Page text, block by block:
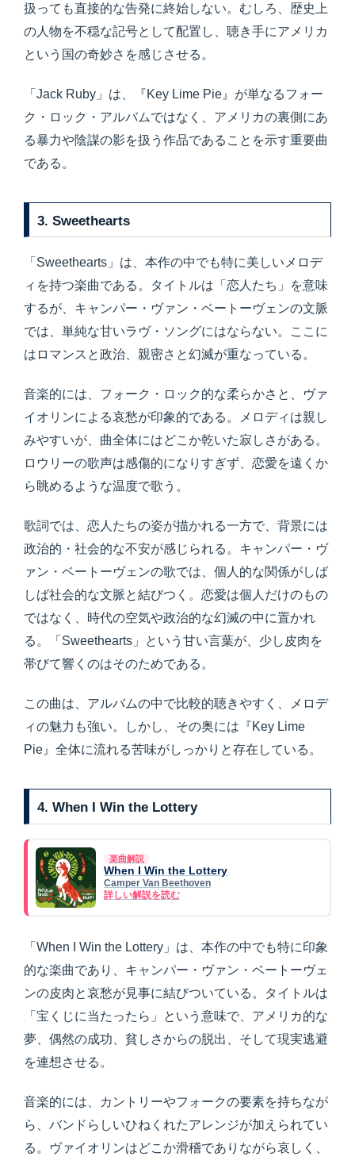
扱っても直接的な告発に終始しない。むしろ、歴史上
の人物を不穏な記号として配置し、聴き手にアメリカ
という国の奇妙さを感じさせる。
「Jack Ruby」は、『Key Lime Pie』が単なるフォー
ク・ロック・アルバムではなく、アメリカの裏側にあ
る暴力や陰謀の影を扱う作品であることを示す重要曲
である。
3. Sweethearts
「Sweethearts」は、本作の中でも特に美しいメロデ
ィを持つ楽曲である。タイトルは「恋人たち」を意味
するが、キャンパー・ヴァン・ベートーヴェンの文脈
では、単純な甘いラヴ・ソングにはならない。ここに
はロマンスと政治、親密さと幻滅が重なっている。
音楽的には、フォーク・ロック的な柔らかさと、ヴァ
イオリンによる哀愁が印象的である。メロディは親し
みやすいが、曲全体にはどこか乾いた寂しさがある。
ロウリーの歌声は感傷的になりすぎず、恋愛を遠くか
ら眺めるような温度で歌う。
歌詞では、恋人たちの姿が描かれる一方で、背景には
政治的・社会的な不安が感じられる。キャンパー・ヴ
ァン・ベートーヴェンの歌では、個人的な関係がしば
しば社会的な文脈と結びつく。恋愛は個人だけのもの
ではなく、時代の空気や政治的な幻滅の中に置かれ
る。「Sweethearts」という甘い言葉が、少し皮肉を
帯びて響くのはそのためである。
この曲は、アルバムの中で比較的聴きやすく、メロデ
ィの魅力も強い。しかし、その奥には『Key Lime
Pie』全体に流れる苦味がしっかりと存在している。
4. When I Win the Lottery
楽曲解説
When I Win the Lottery
Camper Van Beethoven
詳しい解説を読む
「When I Win the Lottery」は、本作の中でも特に印象
的な楽曲であり、キャンパー・ヴァン・ベートーヴェ
ンの皮肉と哀愁が見事に結びついている。タイトルは
「宝くじに当たったら」という意味で、アメリカ的な
夢、偶然の成功、貧しさからの脱出、そして現実逃避
を連想させる。
音楽的には、カントリーやフォークの要素を持ちなが
ら、バンドらしいひねくれたアレンジが加えられてい
る。ヴァイオリンはどこか滑稽でありながら哀しく、